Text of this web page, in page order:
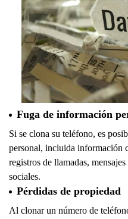
Fuga de información
Si se clona su teléfono, es
personal, incluida información
registros de llamadas,
sociales.
Pérdidas de propiedad
Al clonar un número de